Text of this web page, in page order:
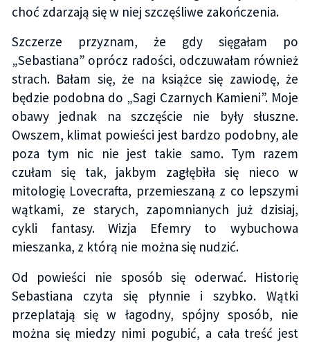
choć zdarzają się w niej szczęśliwe zakończenia.
Szczerze przyznam, że gdy sięgałam po
„Sebastiana” oprócz radości, odczuwałam również
strach. Bałam się, że na książce się zawiodę, że
będzie podobna do „Sagi Czarnych Kamieni”. Moje
obawy jednak na szczęście nie były słuszne.
Owszem, klimat powieści jest bardzo podobny, ale
poza tym nic nie jest takie samo. Tym razem
czułam się tak, jakbym zagłębiła się nieco w
mitologię Lovecrafta, przemieszaną z co lepszymi
wątkami, ze starych, zapomnianych już dzisiaj,
cykli fantasy. Wizja Efemry to wybuchowa
mieszanka, z którą nie można się nudzić.
Od powieści nie sposób się oderwać. Historię
Sebastiana czyta się płynnie i szybko. Wątki
przeplatają się w łagodny, spójny sposób, nie
można się miedzy nimi pogubić, a cała treść jest